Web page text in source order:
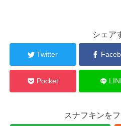
シェア
Twitter
Pocket
スナフキンを